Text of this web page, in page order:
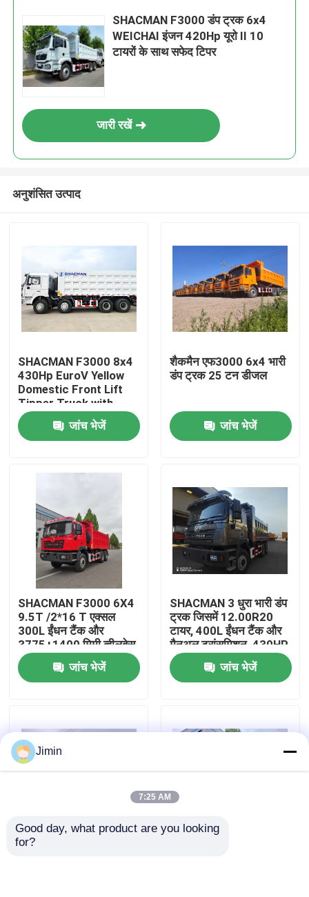
उत्पाद
हमारे बारे में
कारखाना भ्रमण
गुणवत्ता नियंत्रण
समाचार
एक उद्धरण का अनुरोध करें
भारी डंप ट्रक
SHACMAN F3000 डंप ट्रक 6x4
WEICHAI इंजन 420Hp यूरो II 10
टायरों के साथ सफेद टिपर
जारी रखें
अनुशंसित उत्पाद
SHACMAN F3000 8x4
430Hp EuroV Yellow
Domestic Front Lift
Tipper Truck with
300L Fuel Tank and
12.00R20 Tires
जांच भेजें
शैकमैन एफ3000 6x4 भारी
डंप ट्रक 25 टन डीजल
जांच भेजें
SHACMAN F3000 6X4
9.5T /2*16 T एक्सल
300L ईंधन टैंक और
3775+1400 मिमी व्हीलबेस
के साथ भारी शुल्क डंप ट्रक
जांच भेजें
SHACMAN 3 धुरा भारी डंप
ट्रक जिसमें 12.00R20
टायर, 400L ईंधन टैंक और
मैनुअल ट्रांसमिशन, 430HP
यूरो II, 25 टन
जांच भेजें
शैकमैन एक्स3000 टपर
Jimin
7:25 AM
Good day, what product are you looking
for?